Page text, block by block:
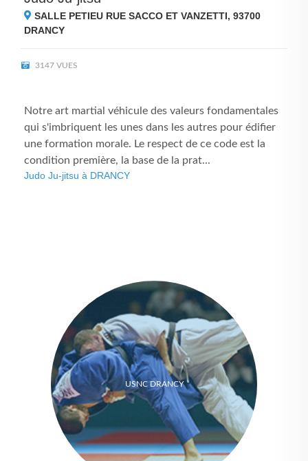
SALLE PETIEU RUE SACCO ET VANZETTI, 93700
DRANCY
3147 VUES
Notre art martial véhicule des valeurs fondamentales
qui s'imbriquent les unes dans les autres pour édifier
une formation morale. Le respect de ce code est la
condition première, la base de la prat...
Judo Ju-jitsu à DRANCY
USNC DRANCY